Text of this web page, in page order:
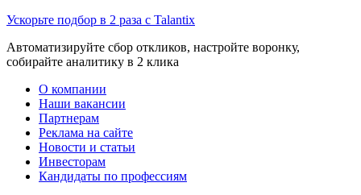
Ускорьте подбор в 2 раза с Talantix
Автоматизируйте сбор откликов, настройте воронку,
собирайте аналитику в 2 клика
О компании
Наши вакансии
Партнерам
Реклама на сайте
Новости и статьи
Инвесторам
Кандидаты по профессиям